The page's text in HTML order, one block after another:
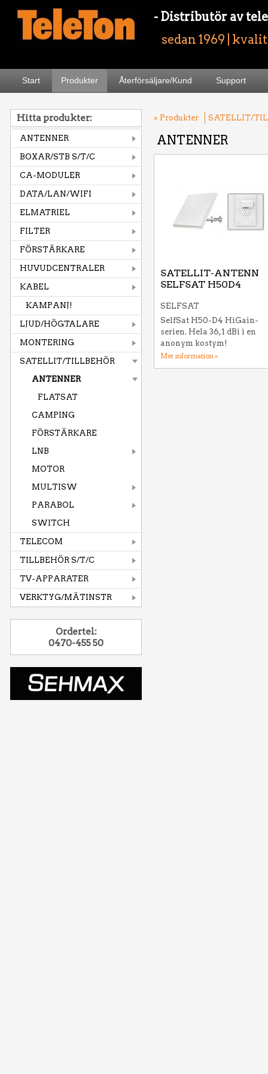
- Distributör av
sedan 1969 |
Start Produkter Återförsäljare/Kund Support
Hitta produkter:
ANTENNER
BOXAR/STB S/T/C
CA-MODULER
DATA/LAN/WIFI
ELMATRIEL
FILTER
FÖRSTÄRKARE
HUVUDCENTRALER
KABEL
KAMPANJ!
LJUD/HÖGTALARE
MONTERING
SATELLIT/TILLBEHÖR
ANTENNER
FLATSAT
CAMPING
FÖRSTÄRKARE
LNB
MOTOR
MULTISW
PARABOL
SWITCH
TELECOM
TILLBEHÖR S/T/C
TV-APPARATER
VERKTYG/MÄTINSTR
Ordertel:
0470-455 50
« Produkter SATELLIT/
ANTENNER
SATELLIT-ANTENN
SELFSAT H50D4
SELFSAT
SelfSat H50-D4 HiGain-
serien. Hela 36,1 dBi i en
anonym kostym!
Mer information »